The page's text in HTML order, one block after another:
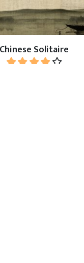
Chinese Solitaire
Jouer